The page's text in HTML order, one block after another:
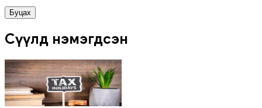
Буцах
Сүүлд нэмэгдсэн